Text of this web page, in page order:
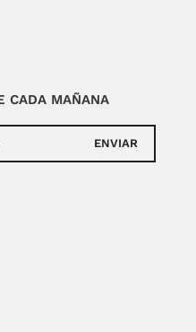
CADA MAÑANA
ENVIAR